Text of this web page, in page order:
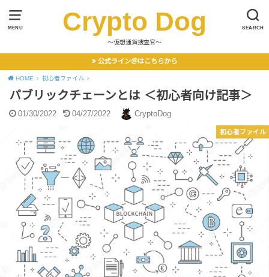
MENU SEARCH
Crypto Dog
〜仮想通貨捜査官〜
公式ライン＠はこちらから
HOME 初心者ファイル
パブリックチェーンとは ＜初心者向け記事＞
01/30/2022 04/27/2022 CryptoDog
初心者ファイル